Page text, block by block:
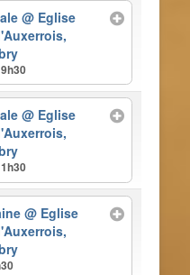
@ Eglise
@ Eglise
@ Eglise